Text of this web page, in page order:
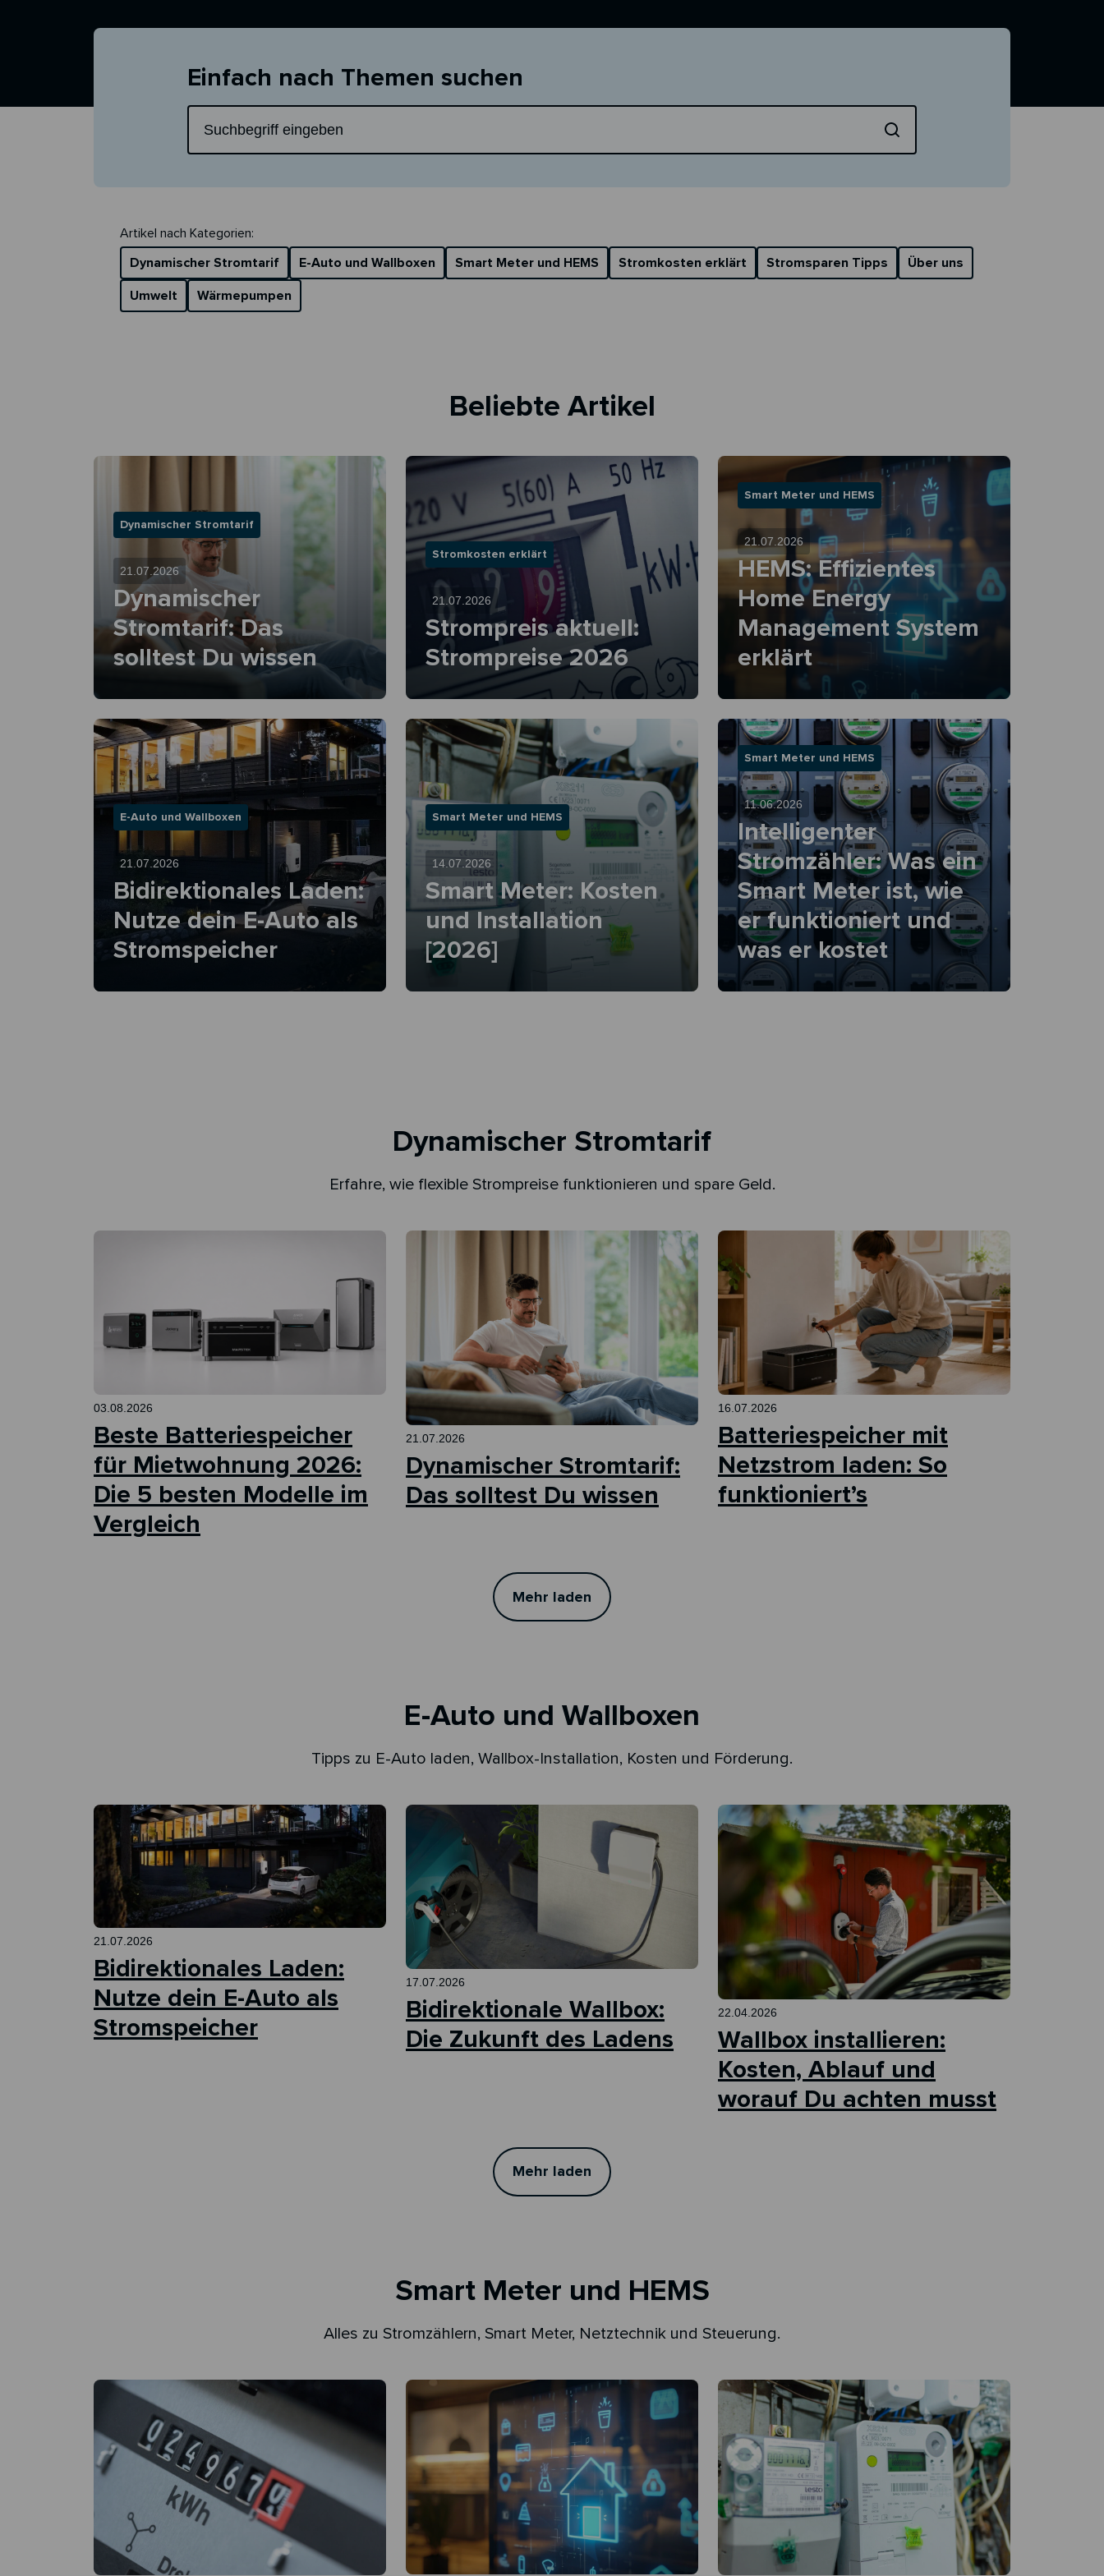
Einfach nach Themen suchen
Suche starten
Artikel nach Kategorien:
Dynamischer Stromtarif
E-Auto und Wallboxen Smart Meter und HEMS Stromkosten erklärt Stromsparen Tipps
Über uns
Umwelt
Wärmepumpen
Beliebte Artikel
Dynamischer Stromtarif
21.07.2026
Dynamischer
Stromtarif: Das
solltest Du wissen
Stromkosten erklärt
21.07.2026
Strompreis aktuell:
Strompreise 2026
Smart Meter und HEMS
21.07.2026
HEMS: Effizientes
Home Energy
Management System
erklärt
E-Auto und Wallboxen
21.07.2026
Bidirektionales Laden:
Nutze dein E-Auto als
Stromspeicher
Smart Meter und HEMS
14.07.2026
Smart Meter: Kosten
und Installation
[2026]
Smart Meter und HEMS
11.06.2026
Intelligenter
Stromzähler: Was ein
Smart Meter ist, wie
er funktioniert und
was er kostet
Dynamischer Stromtarif
Erfahre, wie flexible Strompreise funktionieren und spare Geld.
03.08.2026
Beste Batteriespeicher
für Mietwohnung 2026:
Die 5 besten Modelle im
Vergleich
21.07.2026
Dynamischer Stromtarif:
Das solltest Du wissen
16.07.2026
Batteriespeicher mit
Netzstrom laden: So
funktioniert’s
Mehr laden
E-Auto und Wallboxen
Tipps zu E-Auto laden, Wallbox-Installation, Kosten und Förderung.
21.07.2026
Bidirektionales Laden:
Nutze dein E-Auto als
Stromspeicher
17.07.2026
Bidirektionale Wallbox:
Die Zukunft des Ladens
22.04.2026
Wallbox installieren:
Kosten, Ablauf und
worauf Du achten musst
Mehr laden
Smart Meter und HEMS
Alles zu Stromzählern, Smart Meter, Netztechnik und Steuerung.